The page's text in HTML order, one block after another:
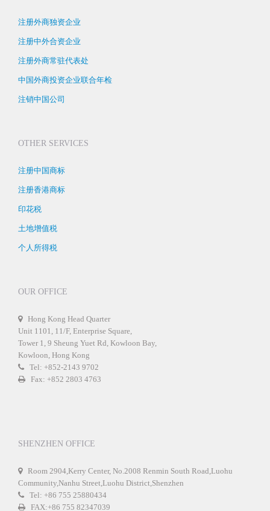
注册外商独资企业
注册中外合资企业
注册外商常驻代表处
中国外商投资企业联合年检
注销中国公司
OTHER SERVICES
注册中国商标
注册香港商标
印花税
土地增值税
个人所得税
OUR OFFICE
Hong Kong Head Quarter
Unit 1101, 11/F, Enterprise Square,
Tower 1, 9 Sheung Yuet Rd, Kowloon Bay,
Kowloon, Hong Kong
Tel: +852-2143 9702
Fax: +852 2803 4763
SHENZHEN OFFICE
Room 2904,Kerry Center, No.2008 Renmin South Road,Luohu
Community,Nanhu Street,Luohu District,Shenzhen
Tel: +86 755 25880434
FAX:+86 755 82347039